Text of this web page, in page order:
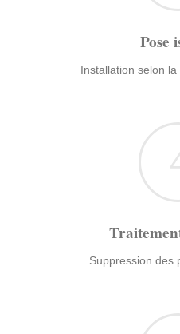
Pose
Installation selon la
Suppression des